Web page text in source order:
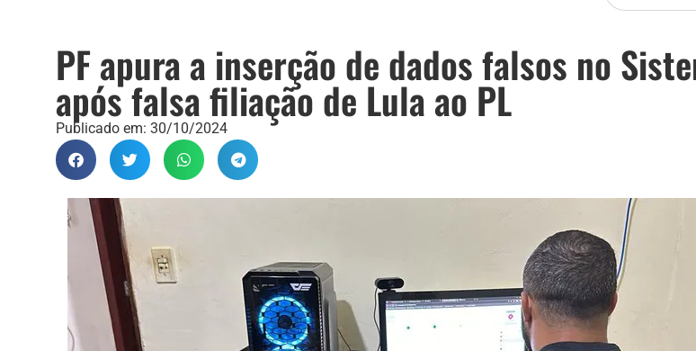
PF apura a inserção de dados falsos no
após falsa filiação de Lula ao PL
Publicado em: 30/10/2024